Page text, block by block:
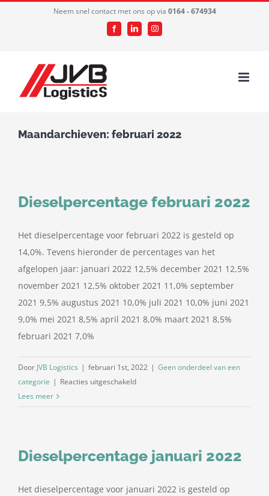
Neem snel contact met ons op via 0164 - 674934
FacebookLinkedInInstagram
Maandarchieven: februari 2022
Dieselpercentage februari 2022
Het dieselpercentage voor februari 2022 is gesteld op
14,0%. Tevens hieronder de percentages van het
afgelopen jaar: januari 2022 12,5% december 2021 12,5%
november 2021 12,5% oktober 2021 11,0% september
2021 9,5% augustus 2021 10,0% juli 2021 10,0% juni 2021
9,0% mei 2021 8,5% april 2021 8,0% maart 2021 8,5%
februari 2021 7,0%
Door JVB Logistics | februari 1st, 2022 | Geen onderdeel van een
categorie | Reacties uitgeschakeldvoor
Lees meer
Dieselpercentage januari 2022
Het dieselpercentage voor januari 2022 is gesteld op